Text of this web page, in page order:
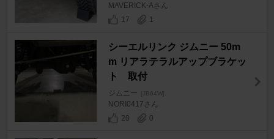
MAVERICK-Aさん
17
1
シーエルリンク ジムニー 50m
m リアラテラルアップブラケッ
ト 取付
ジムニー [JB64W]
NORI0417さん
20
0